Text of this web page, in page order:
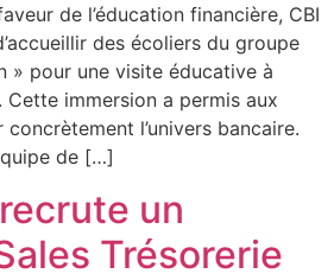
de l’éducation financière, CBI
des écoliers du groupe
» pour une visite éducative à
Cette immersion a permis aux
l’univers bancaire.
de […]
un
Trésorerie